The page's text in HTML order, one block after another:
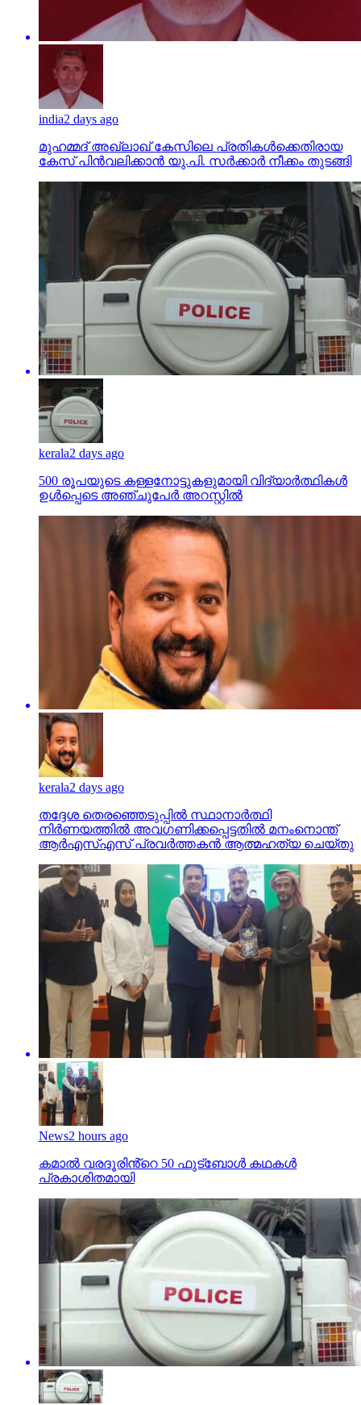
india2 days ago
മുഹമ്മദ് അഖ്‌ലാഖ് കേസിലെ പ്രതികള്‍ക്കെതിരായ
കേസ് പിന്‍വലിക്കാന്‍ യു.പി. സര്‍ക്കാര്‍ നീക്കം തുടങ്ങി
kerala2 days ago
500 രൂപയുടെ കള്ളനോട്ടുകളുമായി വിദ്യാര്‍ത്ഥികള്‍
ഉള്‍പ്പെടെ അഞ്ചുപേര്‍ അറസ്റ്റില്‍
kerala2 days ago
തദ്ദേശ തെരഞ്ഞെടുപ്പില്‍ സ്ഥാനാര്‍ത്ഥി
നിര്‍ണയത്തില്‍ അവഗണിക്കപ്പെട്ടതില്‍ മനംനൊന്ത്
ആര്‍എസ്എസ് പ്രവര്‍ത്തകന്‍ ആത്മഹത്യ ചെയ്തു
News2 hours ago
കമാൽ വരദൂരിൻ്റെ 50 ഫുട്ബോൾ കഥകൾ
പ്രകാശിതമായി